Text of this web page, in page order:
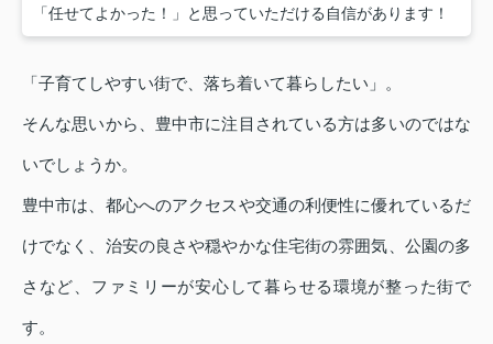
「任せてよかった！」と思っていただける自信があります！
「子育てしやすい街で、落ち着いて暮らしたい」。
そんな思いから、豊中市に注目されている方は多いのではな
いでしょうか。
豊中市は、都心へのアクセスや交通の利便性に優れているだ
けでなく、治安の良さや穏やかな住宅街の雰囲気、公園の多
さなど、ファミリーが安心して暮らせる環境が整った街で
す。